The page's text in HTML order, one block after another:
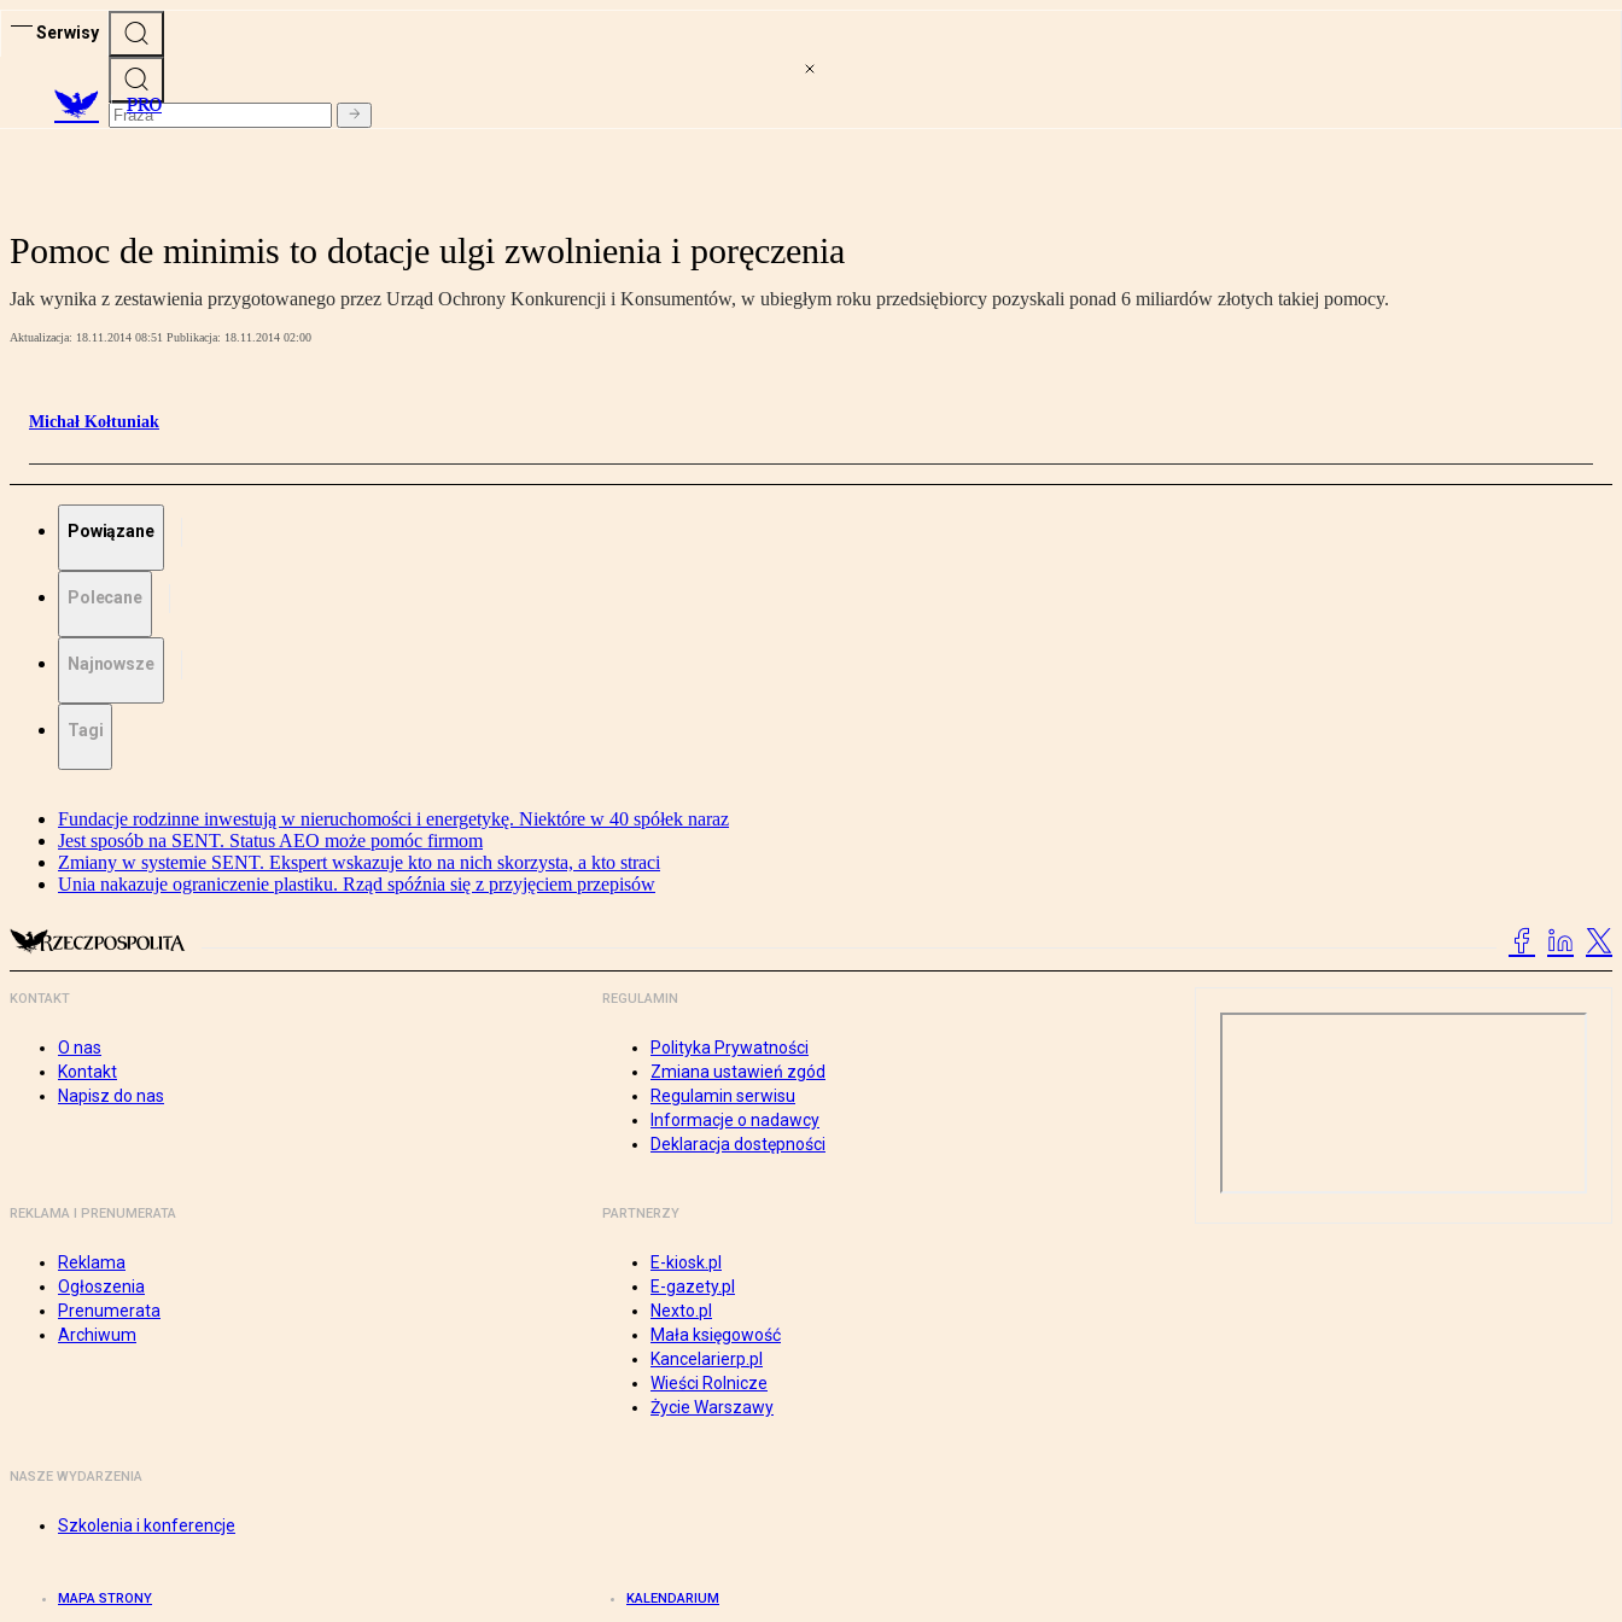
Serwisy
PRO
Pomoc de minimis to dotacje ulgi zwolnienia i poręczenia
Jak wynika z zestawienia przygotowanego przez Urząd Ochrony Konkurencji i Konsumentów, w ubiegłym roku przedsiębiorcy pozyskali ponad 6 miliardów złotych takiej pomocy.
Aktualizacja: 18.11.2014 08:51 Publikacja: 18.11.2014 02:00
Michał Kołtuniak
Powiązane
Polecane
Najnowsze
Tagi
Fundacje rodzinne inwestują w nieruchomości i energetykę. Niektóre w 40 spółek naraz
Jest sposób na SENT. Status AEO może pomóc firmom
Zmiany w systemie SENT. Ekspert wskazuje kto na nich skorzysta, a kto straci
Unia nakazuje ograniczenie plastiku. Rząd spóźnia się z przyjęciem przepisów
KONTAKT
O nas
Kontakt
Napisz do nas
REGULAMIN
Polityka Prywatności
Zmiana ustawień zgód
Regulamin serwisu
Informacje o nadawcy
Deklaracja dostępności
REKLAMA I PRENUMERATA
Reklama
Ogłoszenia
Prenumerata
Archiwum
PARTNERZY
E-kiosk.pl
E-gazety.pl
Nexto.pl
Mała księgowość
Kancelarierp.pl
Wieści Rolnicze
Życie Warszawy
NASZE WYDARZENIA
Szkolenia i konferencje
MAPA STRONY KALENDARIUM